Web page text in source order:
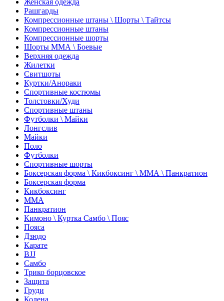
Женская одежда
Рашгарды
Компрессионные штаны \ Шорты \ Тайтсы
Компрессионные штаны
Компрессионные шорты
Шорты ММА \ Боевые
Верхняя одежда
Жилетки
Свитшоты
Куртки/Анораки
Спортивные костюмы
Толстовки/Худи
Спортивные штаны
Футболки \ Майки
Лонгслив
Майки
Поло
Футболки
Спортивные шорты
Боксерская форма \ Кикбоксинг \ ММА \ Панкратион
Боксерская форма
Кикбоксинг
ММА
Панкратион
Кимоно \ Куртка Самбо \ Пояс
Пояса
Дзюдо
Карате
BJJ
Самбо
Трико борцовское
Защита
Груди
Колена